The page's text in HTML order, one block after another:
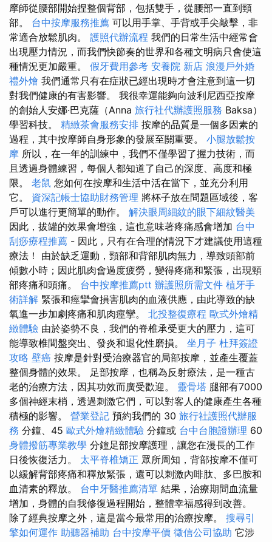
摩師從腰部開始捏整個背部，包括雙手，從腰部一直到頸
部。 台中按摩服務推薦 可以用手掌、手背或手尖敲擊，非
常適合放鬆肌肉。 護照代辦流程 我們的日常生活中經常會
出現壓力情況，而我們快節奏的世界和各種文明病只會使這
種情況更加嚴重。 假牙費用參考 安養院 新店 浪漫戶外婚
禮外燴 我們通常只有在症狀已經出現時才會注意到這一切
對我們健康的有害影響。 我很幸運能夠向波利尼西亞按摩
的創始人安娜·巴克薩（Anna 旅行社代辦護照服務 Baksa）
學習科技。 精緻茶會服務安排 按摩的品質是一個多因素的
過程，其中按摩師自身形象的發展至關重要。 小腿放鬆按
摩 所以，在一年的訓練中，我們不僅學習了握力技術，而
且透過身體練習，每個人都知道了自己的深度、高度和極
限。 老鼠 您如何在按摩和生活中活在當下，並充分利用
它。 資深記帳士協助財務管理 將杯子放在問題區域後，客
戶可以進行更簡單的動作。 解決眼周細紋的眼下細紋醫美
因此，拔罐的效果會增強，這也意味著疼痛感會增加 台中
刮痧療程推薦 - 因此，只有在合理的情況下才建議使用這種
療法！ 由於缺乏運動，頸部和背部肌肉無力，導致頭部前
傾數小時；因此肌肉會過度疲勞，變得疼痛和緊張，出現頸
部疼痛和頭痛。 台中按摩推薦ptt 辦護照所需文件 植牙手
術詳解 緊張和痙攣會損害肌肉的血液供應，由此導致的缺
氧進一步加劇疼痛和肌肉痙攣。 北投整復療程 歐式外燴精
緻體驗 由於姿勢不良，我們的脊椎承受更大的壓力，這可
能導致椎間盤突出、發炎和退化性磨損。 坐月子 杜拜簽證
攻略 壁癌 按摩是針對受治療器官的局部按摩，並產生覆蓋
整個身體的效果。 足部按摩，也稱為反射療法，是一種古
老的治療方法，因其功效而廣受歡迎。 靈骨塔 腿部有7000
多個神經末梢，透過刺激它們，可以對客人的健康產生各種
積極的影響。 營業登記 預約我們的 30 旅行社護照代辦服
務 分鐘、45 歐式外燴精緻體驗 分鐘或 台中台胞證辦理 60
身體撥筋專業教學 分鐘足部按摩護理，讓您在漫長的工作
日後恢復活力。 太平脊椎矯正 眾所周知，背部按摩不僅可
以緩解背部疼痛和釋放緊張，還可以刺激內啡肽、多巴胺和
血清素的釋放。 台中牙醫推薦清單 結果，治療期間血流量
增加，身體的自我修復過程開始，整體幸福感得到改善。
除了經典按摩之外，這是當今最常用的治療按摩。 搜尋引
擎如何運作 助聽器補助 台中按摩平價 徵信公司協助 它涉